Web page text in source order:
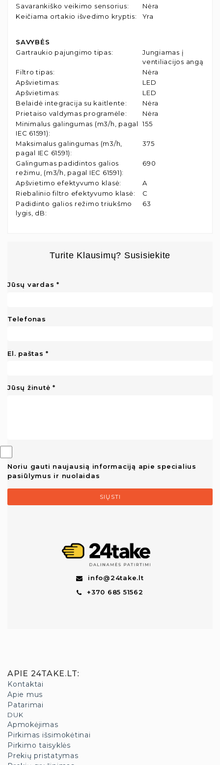
Savarankiško veikimo sensorius:
Nėra
Keičiama ortakio išvedimo kryptis: Yra
SAVYBĖS
Gartraukio pajungimo tipas:
Jungiamas į
ventiliacijos angą
Filtro tipas:
Nėra
Apšvietimas:
LED
Apšvietimas:
LED
Belaidė integracija su kaitlente:
Nėra
Prietaiso valdymas programėle:
Nėra
Minimalus galingumas (m3/h, pagal
IEC 61591):
155
Maksimalus galingumas (m3/h,
pagal IEC 61591):
375
Galingumas padidintos galios
režimu, (m3/h, pagal IEC 61591):
690
Apšvietimo efektyvumo klasė:
A
Riebalinio filtro efektyvumo klasė:
C
Padidinto galios režimo triukšmo
lygis, dB:
63
Turite Klausimų? Susisiekite
Jūsų vardas
Telefonas
El. paštas
Jūsų žinutė
Noriu gauti naujausią informaciją apie specialius
pasiūlymus ir nuolaidas
SIŲSTI
info@24take.lt
+370 685 51562
APIE 24TAKE.LT:
Kontaktai
Apie mus
Patarimai
DUK
Apmokėjimas
Pirkimas išsimokėtinai
Pirkimo taisyklės
Prekių pristatymas